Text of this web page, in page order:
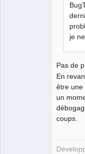
je
Pas de
En
être une
un
coups.